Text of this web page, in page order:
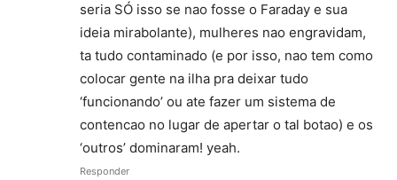
seria SÓ isso se nao fosse o Faraday e sua
ideia mirabolante), mulheres nao engravidam,
ta tudo contaminado (e por isso, nao tem como
colocar gente na ilha pra deixar tudo
‘funcionando’ ou ate fazer um sistema de
contencao no lugar de apertar o tal botao) e os
‘outros’ dominaram! yeah.
Responder